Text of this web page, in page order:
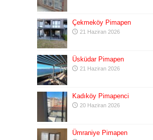
Çekmeköy Pimapen
21 Haziran 2026
Üsküdar Pimapen
21 Haziran 2026
Kadıköy Pimapenci
20 Haziran 2026
Ümraniye Pimapen